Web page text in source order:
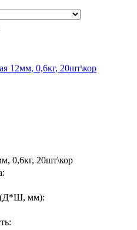
12мм, 0,6кг, 20шт\кор
0,6кг, 20шт\кор
(Д*Ш, мм):